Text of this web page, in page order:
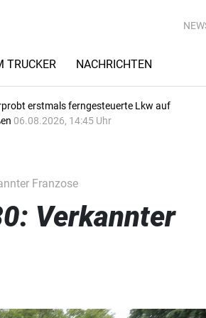
TRUCKER NACHRICHTEN
erstmals ferngesteuerte Lkw auf
06.08.2026, 14:45 Uhr
Franzose
Verkannter